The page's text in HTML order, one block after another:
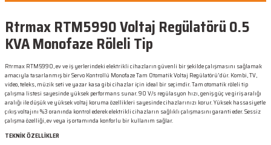
Rtrmax RTM5990 Voltaj Regülatörü 0.5
KVA Monofaze Röleli Tip
Rtrmax RTM5990, ev ve iş yerlerindeki elektrikli cihazların güvenli bir şekilde çalışmasını sağlamak
amacıyla tasarlanmış bir Servo Kontrollü Monofaze Tam Otomatik Voltaj Regülatörü'dür. Kombi, TV,
video, teleks, müzik seti ve yazar kasa gibi cihazlar için ideal bir seçimdir. Tam otomatik röleli tip
çalışma listesi sayesinde yüksek performans sunar. 90 V/s regülasyon hızı, geniş güç ve giriş aralığı
aralığı ile düşük ve yüksek voltaj koruma özellikleri sayesinde cihazlarınızı korur. Yüksek hassasiyetle
çıkış voltajını %3 oranında kontrol ederek elektrikli cihazların sağlıklı çalışmasını garanti eder. Sessiz
çalışma özelliği, ev veya iş ortamında konforlu bir kullanım sağlar.
TEKNİK ÖZELLİKLER